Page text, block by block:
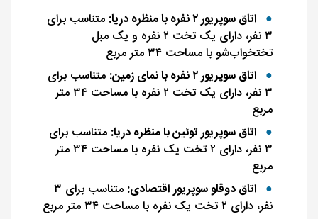
اتاق سوپریور ۲ نفره با منظره دریا:
متناسب برای
۳ نفر، دارای یک تخت ۲ نفره و یک مبل
تختخواب‌شو با مساحت ۳۴ متر مربع
اتاق سوپریور ۲ نفره با نمای زمین:
متناسب برای
۳ نفر، دارای یک تخت ۲ نفره با مساحت ۳۴ متر
مربع
اتاق سوپریور توئین با منظره دریا: متناسب برای
۳ نفر، دارای ۲ تخت یک نفره با مساحت ۳۴ متر
مربع
اتاق دوقلو سوپریور اقتصادی:
متناسب برای ۳
نفر، دارای ۲ تخت یک نفره با مساحت ۳۴ متر مربع